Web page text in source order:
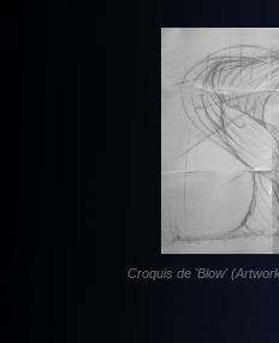
Croquis de 'Blow'